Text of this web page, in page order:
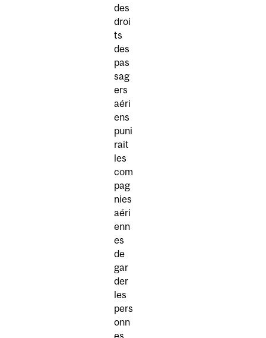
des
droi
ts
des
pas
sag
ers
aéri
ens
puni
rait
les
com
pag
nies
aéri
enn
es
de
gar
der
les
pers
onn
es